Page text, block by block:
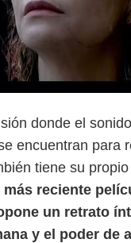
donde el
encuentran para
tiene su
más reciente
un retrato
y el poder de